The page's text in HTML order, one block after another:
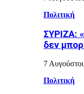
Πολιτική
ΣΥΡΙΖΑ:
δεν
7
Πολιτική